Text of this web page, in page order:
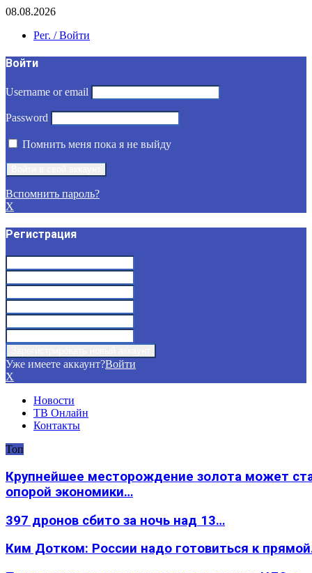
08.08.2026
Рег. / Войти
Войти
Username or email
Password
Помнить меня пока я не выйду
Вспомнить пароль?
X
Регистрация
Уже имеете аккаунт?Войти
X
Новости
ТВ Онлайн
Контакты
Топ
Крупнейшее месторождение золота может
опорой экономики…
397 дронов сбито за ночь над 13…
Ким Дотком: России надо готовиться к